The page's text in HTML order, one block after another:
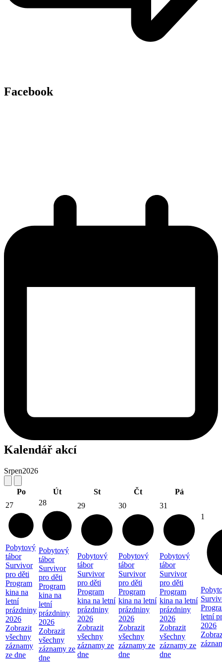
Facebook
Kalendář akcí
Srpen2026
Po Út St Čt
Pá
27
Pobytový
tábor
Survivor
pro děti
Program
kina na
letní
prázdniny
2026
Zobrazit
všechny
záznamy
ze dne
28
Pobytový
tábor
Survivor
pro děti
Program
kina na
letní
prázdniny
2026
Zobrazit
všechny
záznamy ze
dne
29
Pobytový
tábor
Survivor
pro děti
Program
kina na letní
prázdniny
2026
Zobrazit
všechny
záznamy ze
dne
30
Pobytový
tábor
Survivor
pro děti
Program
kina na letní
prázdniny
2026
Zobrazit
všechny
záznamy ze
dne
31
Pobytový
tábor
Survivor
pro děti
Program
kina na letní
prázdniny
2026
Zobrazit
všechny
záznamy ze
dne
1
letní
2026